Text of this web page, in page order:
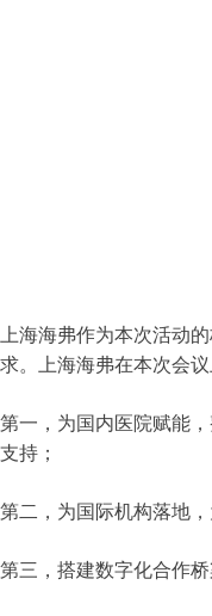
上海海弗作为本次活动
求。上海海弗在本次会
第一，为国内医院赋能
支持；
第二，为国际机构落地
第三，搭建数字化合作